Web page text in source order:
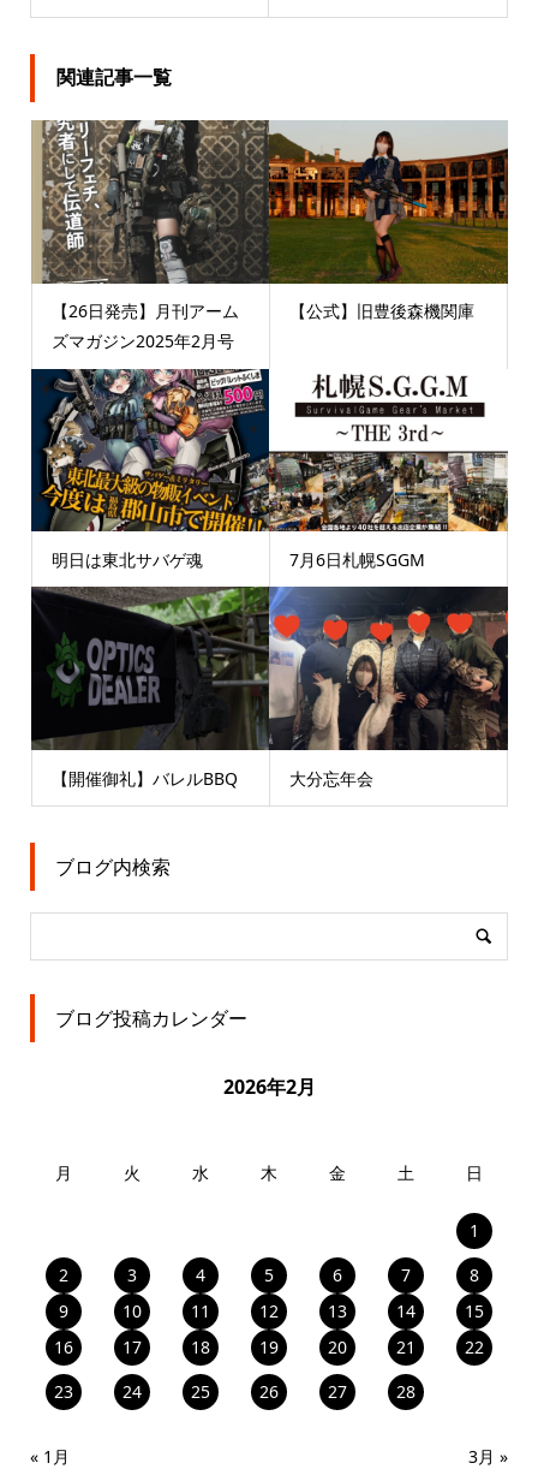
関連記事一覧
【26日発売】月刊アーム
ズマガジン2025年2月号
【公式】旧豊後森機関庫
明日は東北サバゲ魂 7月6日札幌SGGM
【開催御礼】バレルBBQ 大分忘年会
ブログ内検索
ブログ投稿カレンダー
2026年2月
月 火 水 木 金 土 日
1
2
3 4 5 6 7
8
9
10 11 12 13 14
15
16
17 18 19 20 21
22
23
24 25 26 27 28
« 1月 3月 »